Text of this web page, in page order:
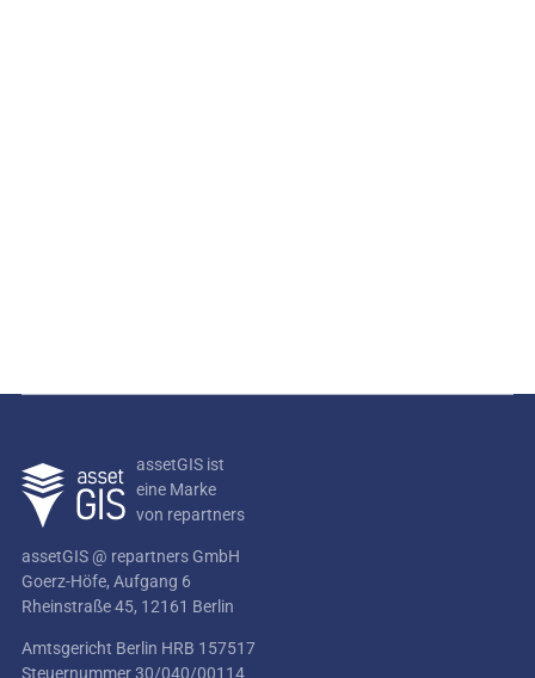
assetGIS ist
eine Marke
von repartners
assetGIS @ repartners GmbH
Goerz-Höfe, Aufgang 6
Rheinstraße 45, 12161 Berlin
Amtsgericht Berlin HRB 157517
Steuernummer 30/040/00114